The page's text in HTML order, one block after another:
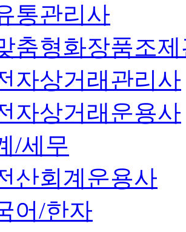
통관리사
춤형화장품조
자상거래관리사
자상거래운용사
/세무
산회계운용사
어/한자